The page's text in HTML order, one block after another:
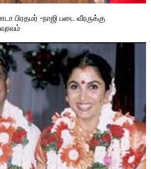
பிரதமர் -நாஜி படை வீரருக்கு